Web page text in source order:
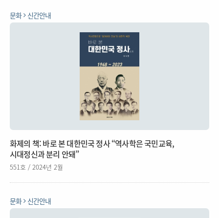
문화 신간안내
화제의 책: 바로 본 대한민국 정사 “역사학은 국민교육,
시대정신과 분리 안돼”
551호 / 2024년 2월
문화 신간안내